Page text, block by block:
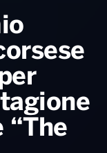
2026
“The